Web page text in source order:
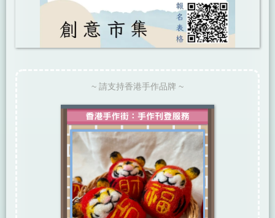
~ 請支持香港手作品牌 ~